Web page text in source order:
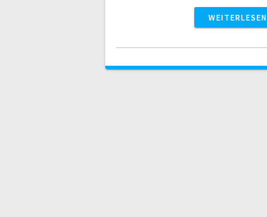
WEITERLESEN